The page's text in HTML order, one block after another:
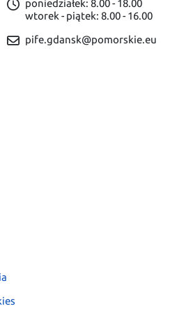
poniedziałek: 8.00 - 18.00
wtorek - piątek: 8.00 - 16.00
pife.gdansk@pomorskie.eu